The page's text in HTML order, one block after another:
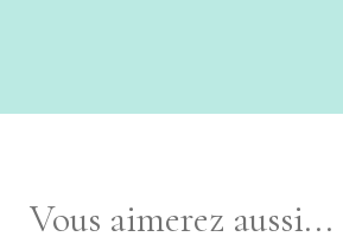
Vous aimerez aussi...